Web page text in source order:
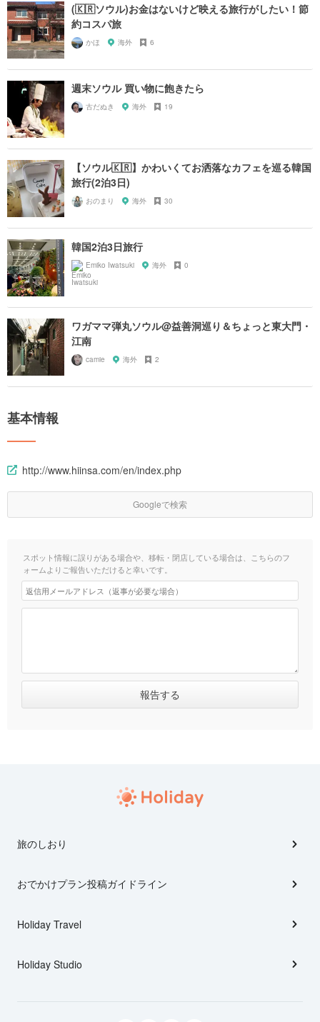
(🇰🇷ソウル)お金はないけど映える旅行がしたい！節
約コスパ旅
かほ 海外 6
週末ソウル 買い物に飽きたら
古だぬき 海外 19
【ソウル🇰🇷】かわいくてお洒落なカフェを巡る韓国
旅行(2泊3日)
おのまり 海外 30
韓国2泊3日旅行
Emiko Iwatsuki 海外 0
ワガママ弾丸ソウル@益善洞巡り＆ちょっと東大門・
江南
camie 海外 2
基本情報
http://www.hiinsa.com/en/index.php
Googleで検索
スポット情報に誤りがある場合や、移転・閉店している場合は、こちらのフ
ォームよりご報告いただけると幸いです。
旅のしおり
おでかけプラン投稿ガイドライン
Holiday Travel
Holiday Studio